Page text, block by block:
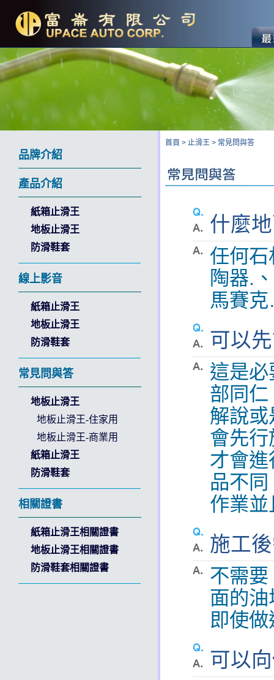
品牌介紹
產品介紹
紙箱止滑王
地板止滑王
防滑鞋套
線上影音
紙箱止滑王
地板止滑王
防滑鞋套
常見問與答
地板止滑王
地板止滑王-住家用
地板止滑王-商業用
紙箱止滑王
防滑鞋套
相關證書
紙箱止滑王相關證書
地板止滑王相關證書
防滑鞋套相關證書
首頁 > 止滑王 > 常見問與答
什麼
任何石
陶器.
馬賽
可以
這是
部同
解說
會先
才會
品不
作業
施工
不需
面的
即使
可以